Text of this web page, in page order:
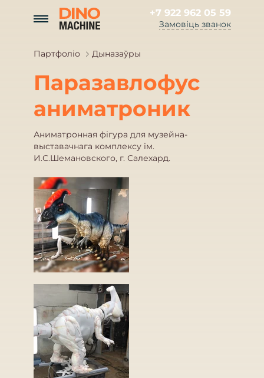
+7 922 962 05 59
Замовіць званок
Партфоліо Дыназаўры
Паразавлофус
аниматроник
Аниматронная фігура для музейна-
выставачнага комплексу ім.
И.С.Шемановского, г. Салехард.